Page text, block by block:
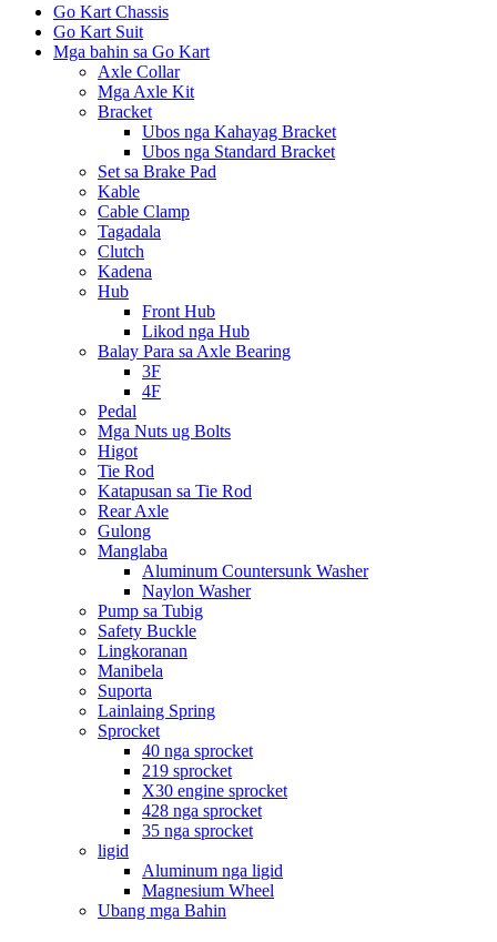
Go Kart Chassis
Go Kart Suit
Mga bahin sa Go Kart
Axle Collar
Mga Axle Kit
Bracket
Ubos nga Kahayag Bracket
Ubos nga Standard Bracket
Set sa Brake Pad
Kable
Cable Clamp
Tagadala
Clutch
Kadena
Hub
Front Hub
Likod nga Hub
Balay Para sa Axle Bearing
3F
4F
Pedal
Mga Nuts ug Bolts
Higot
Tie Rod
Katapusan sa Tie Rod
Rear Axle
Gulong
Manglaba
Aluminum Countersunk Washer
Naylon Washer
Pump sa Tubig
Safety Buckle
Lingkoranan
Manibela
Suporta
Lainlaing Spring
Sprocket
40 nga sprocket
219 sprocket
X30 engine sprocket
428 nga sprocket
35 nga sprocket
ligid
Aluminum nga ligid
Magnesium Wheel
Ubang mga Bahin